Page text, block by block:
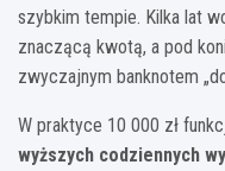
szybkim tempie. Kilka lat
znaczącą kwotą, a pod
zwyczajnym banknotem
W praktyce 10 000 zł
wyższych codziennych